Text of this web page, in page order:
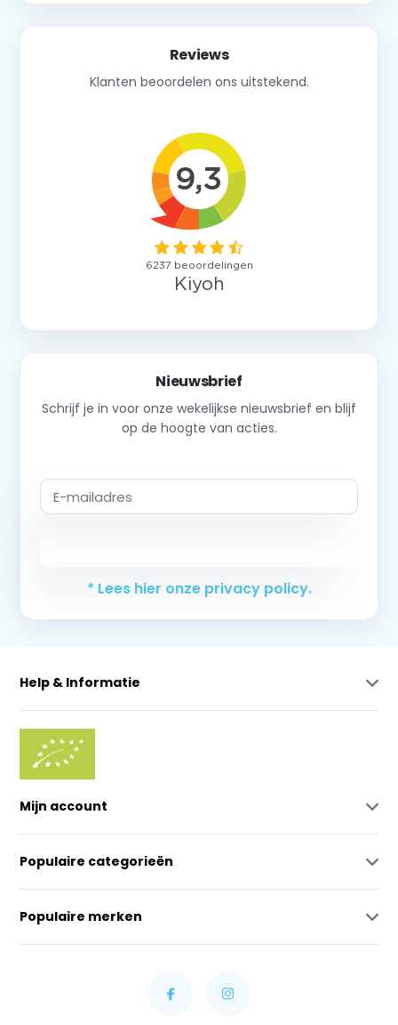
Reviews
Klanten beoordelen ons uitstekend.
Nieuwsbrief
Schrijf je in voor onze wekelijkse nieuwsbrief en blijf
op de hoogte van acties.
* Lees hier onze privacy policy.
Help & Informatie
Mijn account
Populaire categorieën
Populaire merken